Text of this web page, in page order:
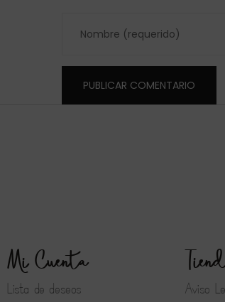
Mi Cuenta
Lista de deseos
Aviso